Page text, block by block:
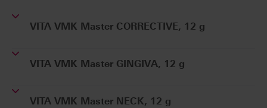
VITA VMK Master CORRECTIVE, 12 g
VITA VMK Master GINGIVA, 12 g
VITA VMK Master NECK, 12 g